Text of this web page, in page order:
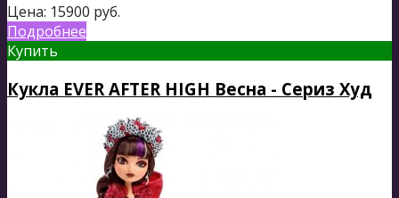
Цена: 15900 руб.
Подробнее
Купить
Кукла EVER AFTER HIGH Весна - Сериз Худ